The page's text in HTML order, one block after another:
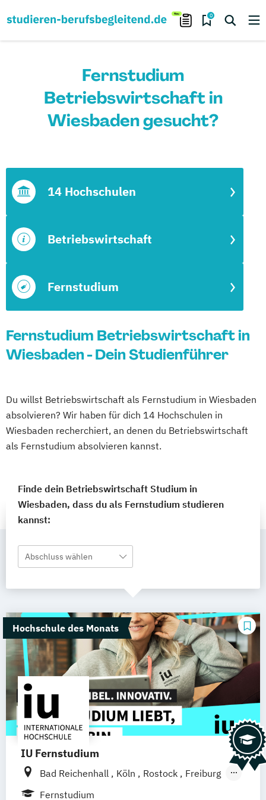
0
Fernstudium
Betriebswirtschaft in
Wiesbaden gesucht?
Fernstudium
Betriebswirtschaft
14 Hochschulen
Fernstudium Betriebswirtschaft in
Wiesbaden - Dein Studienführer
Du willst Betriebswirtschaft als Fernstudium in Wiesbaden
absolvieren? Wir haben für dich 14 Hochschulen in
Wiesbaden recherchiert, an denen du Betriebswirtschaft
als Fernstudium absolvieren kannst.
Finde dein Betriebswirtschaft Studium in
Wiesbaden, dass du als Fernstudium studieren
kannst:
Abschluss wählen
Hochschule des Monats
IU Fernstudium
Bad Reichenhall Köln Rostock
Freiburg
Kiel
Frankfurt am Main
Fernstudium